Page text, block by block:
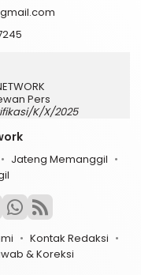
Pers
K/X/2025
Jateng Memanggil
Kontak Redaksi
& Koreksi